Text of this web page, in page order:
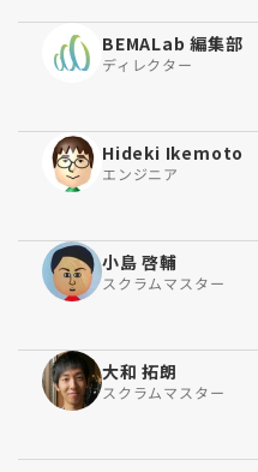
BEMALab 編集部
ディレクター
Hideki Ikemoto
エンジニア
小島 啓輔
スクラムマスター
大和 拓朗
スクラムマスター